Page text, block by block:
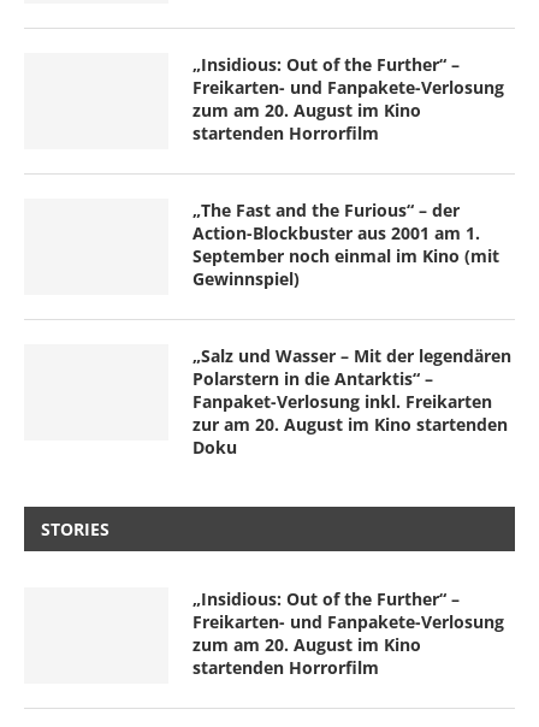
„Insidious: Out of the Further“ –
Freikarten- und Fanpakete-Verlosung
zum am 20. August im Kino
startenden Horrorfilm
„The Fast and the Furious“ – der
Action-Blockbuster aus 2001 am 1.
September noch einmal im Kino (mit
Gewinnspiel)
„Salz und Wasser – Mit der legendären
Polarstern in die Antarktis“ –
Fanpaket-Verlosung inkl. Freikarten
zur am 20. August im Kino startenden
Doku
STORIES
„Insidious: Out of the Further“ –
Freikarten- und Fanpakete-Verlosung
zum am 20. August im Kino
startenden Horrorfilm